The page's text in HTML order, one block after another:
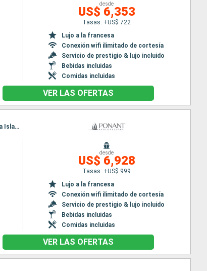
desde
US$ 6,353
Tasas: +US$ 722
Lujo a la francesa
Conexión wifi ilimitado de cortesía
Servicio de prestigio & lujo incluido
Bebidas incluidas
Comidas incluidas
VER LAS OFERTAS
Itinerario : Colón - Panama, Fuerte San Lorenzo, San Blas, Crossing Panama canal, Islas Perlas, Pacheca Island, Playa Muerto, Isla de Coiba, rio esquinas, Baie de Drake, Curú, Puntarenas
desde
US$ 6,928
Tasas: +US$ 999
Lujo a la francesa
Conexión wifi ilimitado de cortesía
Servicio de prestigio & lujo incluido
Bebidas incluidas
Comidas incluidas
VER LAS OFERTAS